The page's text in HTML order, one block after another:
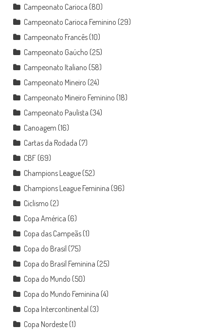
Campeonato Carioca (80)
Campeonato Carioca Feminino (29)
Campeonato Francês(10)
Campeonato Gaúcho (25)
Campeonato Italiano (58)
Campeonato Mineiro (24)
Campeonato Mineiro Feminino (18)
Campeonato Paulista (34)
Canoagem (16)
Cartas da Rodada (7)
CBF(69)
Champions League(52)
Champions League Feminina (96)
Ciclismo (2)
Copa América (6)
Copa das Campeãs(1)
Copa do Brasil (75)
Copa do Brasil Feminina (25)
Copa do Mundo (50)
Copa do Mundo Feminina (4)
Copa Intercontinental (3)
Copa Nordeste(1)